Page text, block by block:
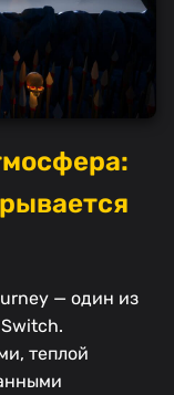
— один из
теплой